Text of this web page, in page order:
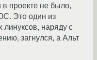
в проекте не было,
Это один из
линуксов, наряду с
загнулся, а Альт